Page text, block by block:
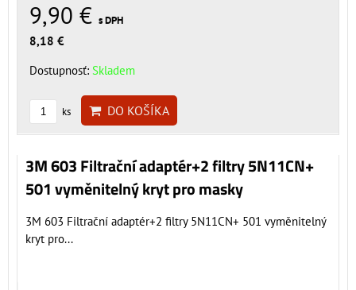
9,90 € s DPH
8,18 €
Dostupnosť: Skladem
ks DO KOŠÍKA
3M 603 Filtrační adaptér+2 filtry 5N11CN+
501 vyměnitelný kryt pro masky
3M 603 Filtrační adaptér+2 filtry 5N11CN+ 501 vyměnitelný
kryt pro...